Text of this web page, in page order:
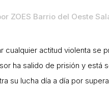
ZOES Barrio del Oeste
actitud violenta se
ha salido de prisión y está
su lucha día a día por